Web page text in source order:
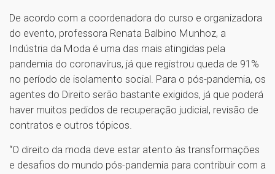
De acordo com a coordenadora do curso e organizadora
do evento, professora Renata Balbino Munhoz, a
Indústria da Moda é uma das mais atingidas pela
pandemia do coronavírus, já que registrou queda de 91%
no período de isolamento social. Para o pós-pandemia, os
agentes do Direito serão bastante exigidos, já que poderá
haver muitos pedidos de recuperação judicial, revisão de
contratos e outros tópicos.
“O direito da moda deve estar atento às transformações
e desafios do mundo pós-pandemia para contribuir com a